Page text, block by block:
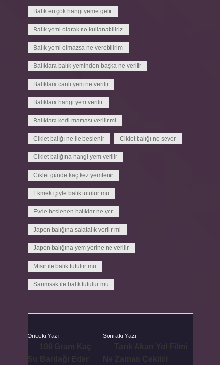
Balık en çok hangi yeme gelir
Balık yemi olarak ne kullanabiliriz
Balık yemi olmazsa ne verebilirim
Balıklara balık yeminden başka ne verilir
Balıklara canlı yem ne verilir
Balıklara hangi yem verilir
Balıklara kedi maması verilir mi
Ciklet balığı ne ile beslenir Ciklet balığı ne sever
Ciklet balığına hangi yem verilir
Ciklet günde kaç kez yemlenir
Ekmek içiyle balık tutulur mu
Evde beslenen balıklar ne yer
Japon balığına salatalık verilir mi
Japon balığına yem yerine ne verilir
Mısır ile balık tutulur mu
Sarımsak ile balık tutulur mu
Önceki Yazı Sonraki Yazı